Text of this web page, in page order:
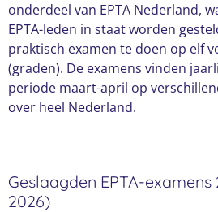
onderdeel van EPTA Nederland,
EPTA-leden in staat worden
praktisch examen te doen op elf
(graden). De examens vinden
periode maart-april op
over heel Nederland.
Geslaagden EPTA-examens
2026)